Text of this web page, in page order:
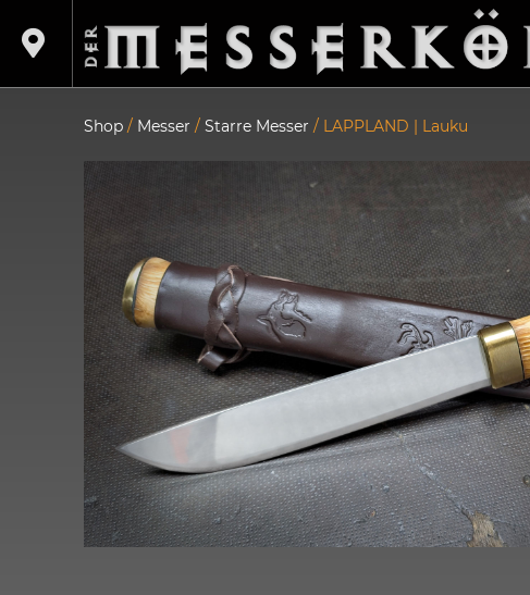
Shop / Messer /Starre Messer / LAPPLAND | Lauku